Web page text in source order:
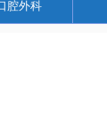
腔外科